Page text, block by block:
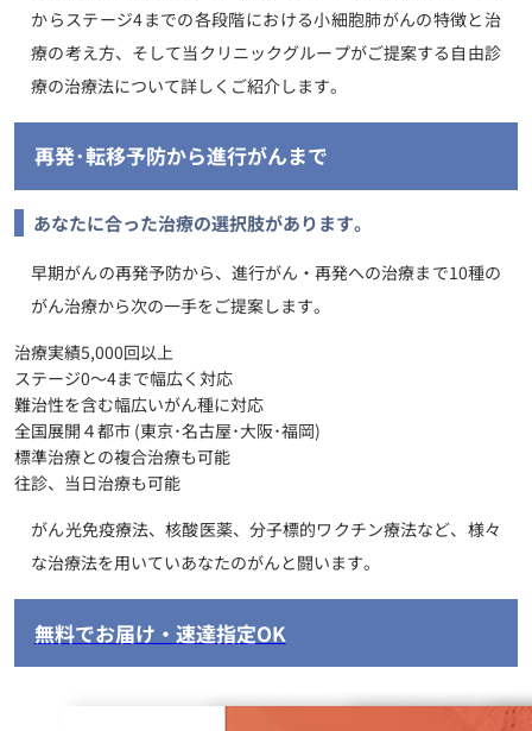
からステージ4までの各段階における小細胞肺がんの特徴と治
療の考え方、そして当クリニックグループがご提案する自由診
療の治療法について詳しくご紹介します。
再発･転移予防から進行がんまで
あなたに合った治療の選択肢があります。
早期がんの再発予防から、 進行がん・再発への治療まで10種の
がん治療から次の一手をご提案します。
治療実績5,000回以上
ステージ0～4まで幅広く対応
難治性を含む幅広いがん種に対応
全国展開４都市 (東京･名古屋･大阪･福岡)
標準治療との複合治療も可能
往診、当日治療も可能
がん光免疫療法、核酸医薬、分子標的ワクチン療法など、様々
な治療法を用いていあなたのがんと闘います。
無料でお届け・速達指定OK